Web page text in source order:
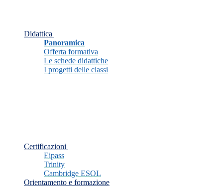
Didattica
Panoramica
Offerta formativa
Le schede didattiche
I progetti delle classi
Certificazioni
Eipass
Trinity
Cambridge ESOL
Orientamento e formazione